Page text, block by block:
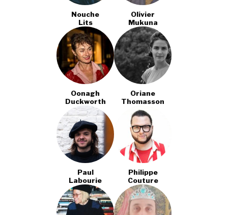
Nouche
Lits
Olivier
Mukuna
Oonagh
Duckworth
Oriane
Thomasson
Paul
Labourie
Philippe
Couture